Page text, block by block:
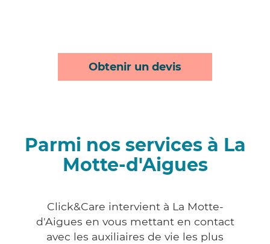
Obtenir un devis
Parmi nos services à La
Motte-d'Aigues
Click&Care intervient à La Motte-
d'Aigues en vous mettant en contact
avec les auxiliaires de vie les plus